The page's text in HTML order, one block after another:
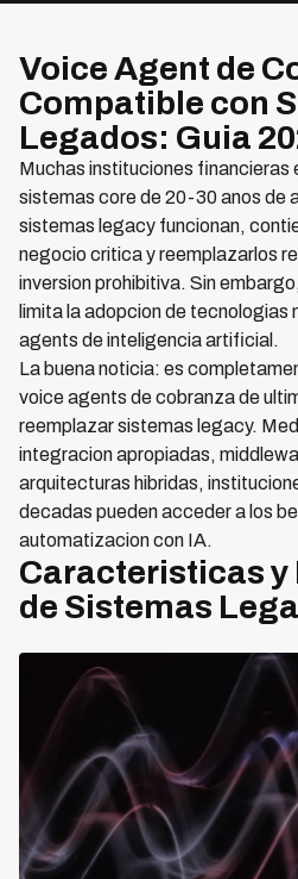
Voice Agent de
Compatible con
Legados: Guia
Muchas instituciones financieras
sistemas core de 20-30 anos de
sistemas legacy funcionan,
negocio critica y reemplazarlos
inversion prohibitiva. Sin
limita la adopcion de tecnologias
agents de inteligencia artificial.
La buena noticia: es
voice agents de cobranza de
reemplazar sistemas legacy.
integracion apropiadas,
arquitecturas hibridas,
decadas pueden acceder a los
automatizacion con IA.
Caracteristicas
de Sistemas